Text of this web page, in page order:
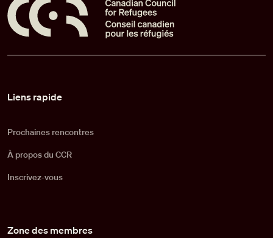
Liens rapide
Prochaines rencontres
À propos du CCR
Inscrivez-vous
Zone des membres